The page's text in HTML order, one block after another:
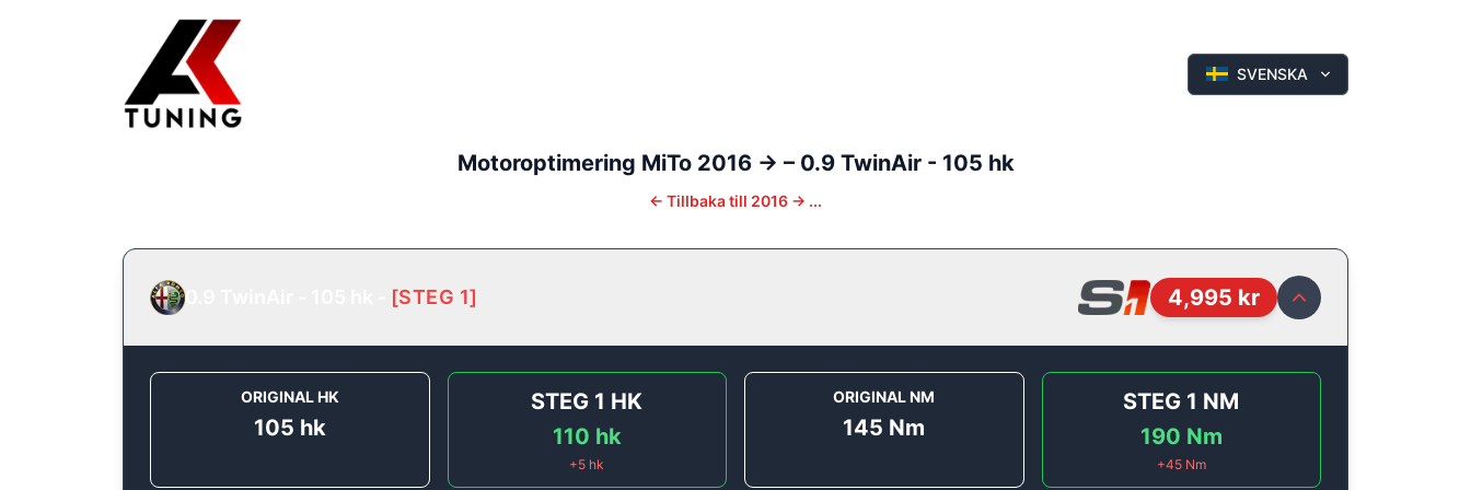
SVENSKA
Motoroptimering MiTo 2016 -> – 0.9 TwinAir - 105 hk
← Tillbaka till 2016 -> ...
[STEG 1] 4,995 kr
ORIGINAL HK
105 hk
STEG 1 HK
110 hk
+5 hk
ORIGINAL NM
145 Nm
STEG 1 NM
190 Nm
+45Nm